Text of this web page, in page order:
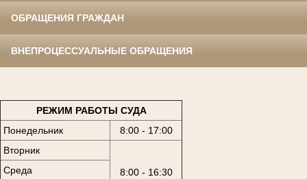
ОБРАЩЕНИЯ ГРАЖДАН
ВНЕПРОЦЕССУАЛЬНЫЕ ОБРАЩЕНИЯ
РЕЖИМ РАБОТЫ СУДА
Понедельник
8:00 - 17:00
Вторник
8:00 - 16:30
Среда